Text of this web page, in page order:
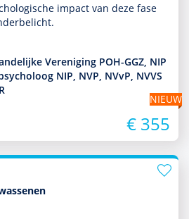
impact van deze fase
Vereniging POH-GGZ, NIP
NIP, NVP, NVvP, NVVS
NIEUW
€ 355